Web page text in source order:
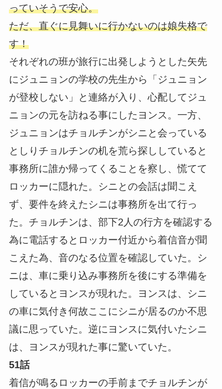
っていそうで安心。
ただ、直ぐに見舞いに行かないのは娘失格で
す！
それぞれの班が旅行に出発しようとした矢先
にジュニョンの学校の先生から「ジュニョン
が登校しない」と連絡が入り、心配してジュ
ニョンの元を訪ねる事にしたヨンス。一方、
ジュニョンはチョルチンがシニと会っている
としりチョルチンの机を荒ら探ししていると
事務所に誰か帰ってくることを察し、慌てて
ロッカーに隠れた。シニとの会話は聞こえ
ず、要件を終えたシニは事務所を出て行っ
た。チョルチンは、部下2人の行方を確認する
為に電話するとロッカー付近から着信音が聞
こえた為、音のなる位置を確認していた。シ
ニは、車に乗り込み事務所を後にする準備を
しているとヨンスが現れた。ヨンスは、シニ
の車に気付き何故ここにシニが居るのか不思
議に思っていた。逆にヨンスに気付いたシニ
は、ヨンスが現れた事に驚いていた。
51話
着信が鳴るロッカーの手前までチョルチンが